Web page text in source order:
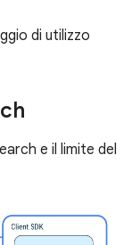
di utilizzo
e il limite del